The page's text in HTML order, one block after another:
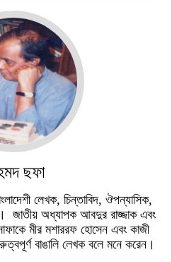
ছফা
লেখক, চিন্তাবিদ, ঔপন্যাসিক,
জাতীয় অধ্যাপক আবদুর রাজ্জাক এবং
মীর মশাররফ হোসেন এবং কাজী
বাঙালি লেখক বলে মনে করেন।